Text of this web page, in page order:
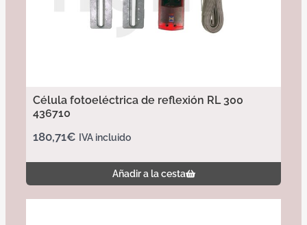
Célula fotoeléctrica de reflexión RL 300
436710
180,71€ IVA incluido
Añadir a la cesta